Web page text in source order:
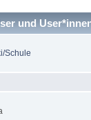
und
Schule